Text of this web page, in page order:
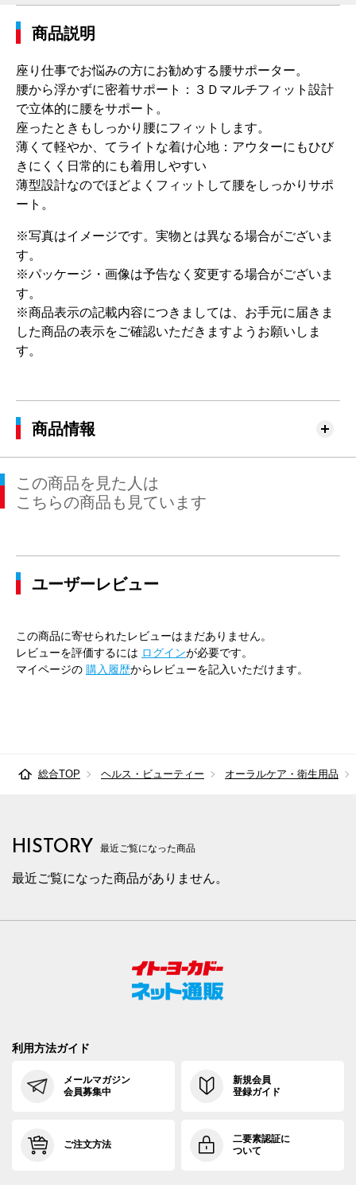
商品説明
座り仕事でお悩みの方にお勧めする腰サポーター。
腰から浮かずに密着サポート：３Ｄマルチフィット設計
で立体的に腰をサポート。
座ったときもしっかり腰にフィットします。
薄くて軽やか、てライトな着け心地：アウターにもひび
きにくく日常的にも着用しやすい
薄型設計なのでほどよくフィットして腰をしっかりサポ
ート。
※写真はイメージです。実物とは異なる場合がございま
す。
※パッケージ・画像は予告なく変更する場合がございま
す。
※商品表示の記載内容につきましては、お手元に届きま
した商品の表示をご確認いただきますようお願いしま
す。
商品情報
この商品を見た人は
こちらの商品も見ています
ユーザーレビュー
この商品に寄せられたレビューはまだありません。
レビューを評価するには ログインが必要です。
マイページの 購入履歴からレビューを記入いただけます。
総合TOP ヘルス・ビューティー オーラルケア・衛生用品
HISTORY 最近ご覧になった商品
最近ご覧になった商品がありません。
利用方法ガイド
メールマガジン
会員募集中
新規会員
登録ガイド
ご注文方法
二要素認証に
ついて